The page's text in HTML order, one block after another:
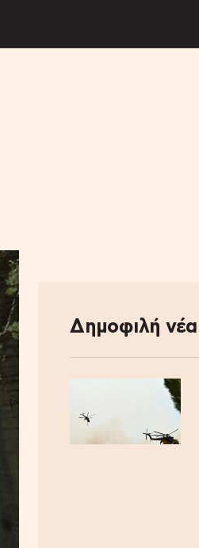
Δημοφιλή νέα